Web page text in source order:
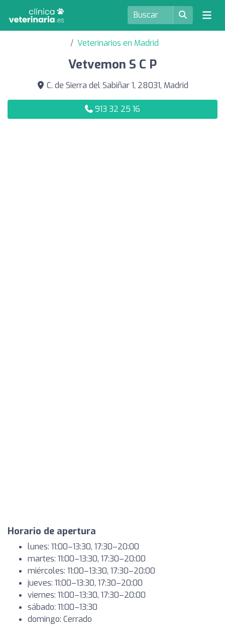
Veterinarios en Madrid
Vetvemon S C P
C. de Sierra del Sabiñar 1, 28031, Madrid
913 32 25 16
Horario de apertura
lunes: 11:00–13:30, 17:30–20:00
martes: 11:00–13:30, 17:30–20:00
miércoles: 11:00–13:30, 17:30–20:00
jueves: 11:00–13:30, 17:30–20:00
viernes: 11:00–13:30, 17:30–20:00
sábado: 11:00–13:30
domingo: Cerrado